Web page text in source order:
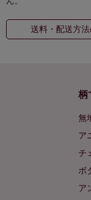
送料・配送方
柄
無
ア
チ
ボ
ア